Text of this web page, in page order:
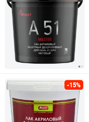
-15%